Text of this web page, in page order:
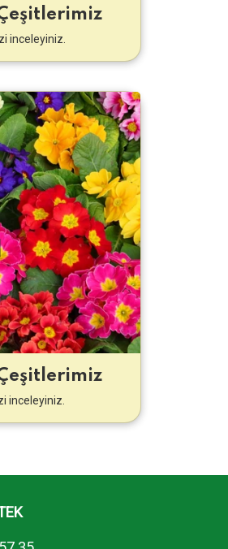
Çeşitlerimiz
inceleyiniz.
inceleyiniz.